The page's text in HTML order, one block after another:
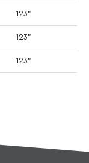
123"
123"
123"